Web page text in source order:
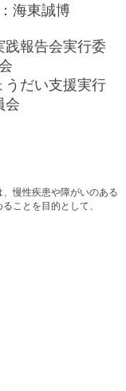
海東誠博
践報告会実行委
うだい支援実行
会
慢性疾患や障がいのある
ことを目的として、